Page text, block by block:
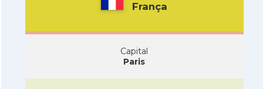
França
Capital
Paris